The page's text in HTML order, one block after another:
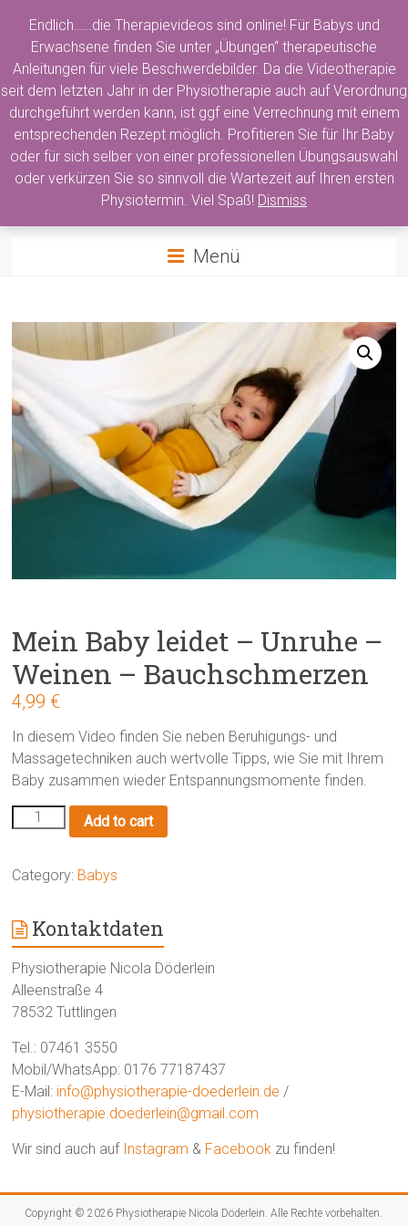
Inhalt
springen
Physiotherapie Nicola
Döderlein
Physiotherapie für Groß und Klein
Menü
Mein Baby leidet – Unruhe –
Weinen – Bauchschmerzen
4,99 €
In diesem Video finden Sie neben Beruhigungs- und
Massagetechniken auch wertvolle Tipps, wie Sie mit Ihrem
Baby zusammen wieder Entspannungsmomente finden.
Mein
Baby
-
Unruhe
Weinen
–
Bauchschmerzen
quantity
Add to cart
Category: Babys
Kontaktdaten
Physiotherapie Nicola Döderlein
Alleenstraße 4
78532 Tuttlingen
Tel.: 07461 3550
Mobil/WhatsApp: 0176 77187437
E-Mail: info@physiotherapie-doederlein.de /
physiotherapie.doederlein@gmail.com
Wir sind auch auf Instagram & Facebook zu finden!
Copyright © 2026 Physiotherapie Nicola Döderlein. Alle Rechte vorbehalten.
Endlich……die Therapievideos sind online! Für Babys und
Erwachsene finden Sie unter „Übungen“ therapeutische
Anleitungen für viele Beschwerdebilder. Da die Videotherapie
seit dem letzten Jahr in der Physiotherapie auch auf Verordnung
durchgeführt werden kann, ist ggf eine Verrechnung mit einem
entsprechenden Rezept möglich. Profitieren Sie für Ihr Baby
oder für sich selber von einer professionellen Übungsauswahl
oder verkürzen Sie so sinnvoll die Wartezeit auf Ihren ersten
Physiotermin. Viel Spaß! Dismiss